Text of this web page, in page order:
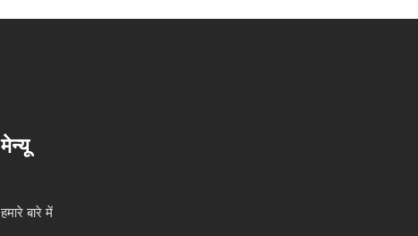
मेन्यू
हमारे बारे में